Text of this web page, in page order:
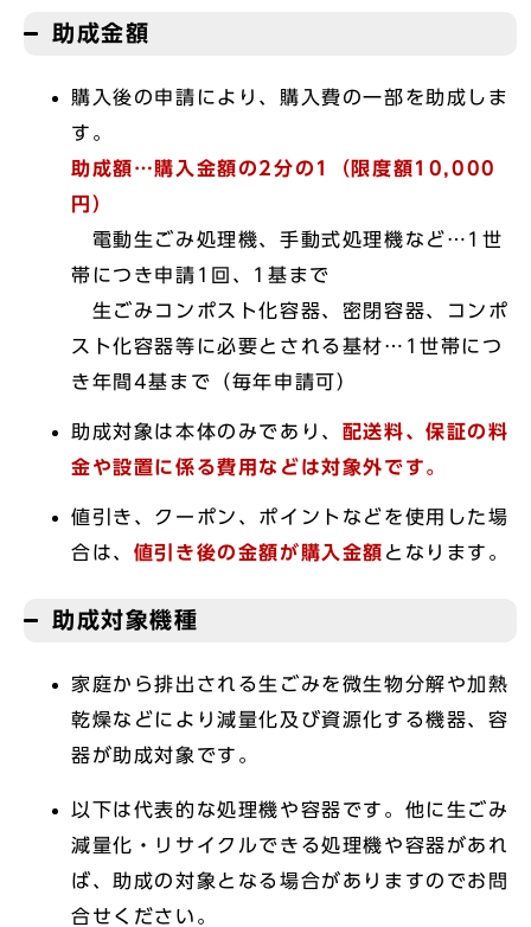
助成金額
購入後の申請により、購入費の一部を助成しま
す。
助成額…購入金額の2分の1（限度額10,000
円）
電動生ごみ処理機、手動式処理機など…1世
帯につき申請1回、1基まで
生ごみコンポスト化容器、密閉容器、コンポ
スト化容器等に必要とされる基材…1世帯につ
き年間4基まで（毎年申請可）
助成対象は本体のみであり、 配送料、保証の料
金や設置に係る費用などは対象外です。
値引き、クーポン、ポイントなどを使用した場
合は、 値引き後の金額が購入金額 となります。
助成対象機種
家庭から排出される生ごみを微生物分解や加熱
乾燥などにより減量化及び資源化する機器、容
器が助成対象です。
以下は代表的な処理機や容器です。他に生ごみ
減量化・リサイクルできる処理機や容器があれ
ば、助成の対象となる場合がありますのでお問
合せください。